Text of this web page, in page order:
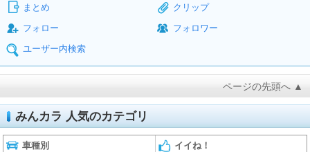
まとめ
クリップ
フォロー
フォロワー
ユーザー内検索
ページの先頭へ ▲
みんカラ 人気のカテゴリ
車種別 イイね！